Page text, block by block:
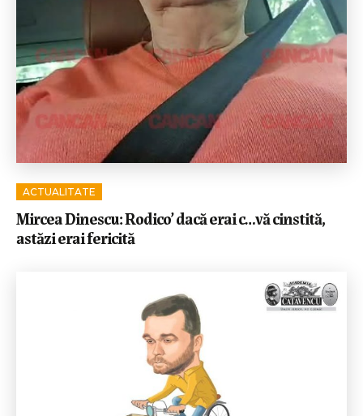
ACTUALITATE
Mircea Dinescu: Rodico’ dacă erai c…vă cinstită,
astăzi erai fericită